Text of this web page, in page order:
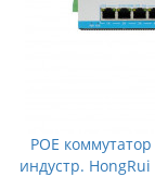
POE
индустр. HongRui